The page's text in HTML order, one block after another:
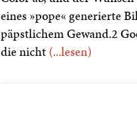
eines »pope« generierte
päpstlichem Gewand.2
die nicht (...lesen)